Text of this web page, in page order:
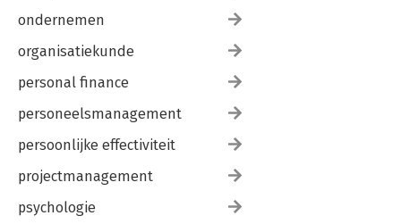
ondernemen
organisatiekunde
personal finance
personeelsmanagement
persoonlijke effectiviteit
projectmanagement
psychologie